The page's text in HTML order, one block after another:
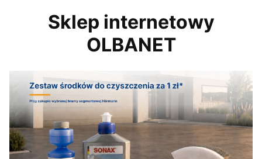
Sklep internetowy
OLBANET